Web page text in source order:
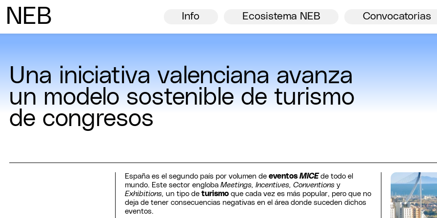
N ew
European
B Info Ecosistema NEB Convocatorias
Bienvenida. NBE
Ver todos
Una iniciativa valenciana avanza
un modelo sostenible de turismo
de congresos
España es el segundo país por volumen deeventosMICEde todo el
mundo. Este sector englobaMeetings, Incentives, Conventionsy
Exhibitions,un tipo deturismo que cada vez es más popular, pero que no
deja de tener consecuencias negativas en el área donde suceden dichos
eventos.